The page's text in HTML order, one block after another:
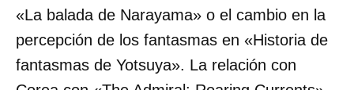
«La balada de Narayama» o el cambio en la
percepción de los fantasmas en «Historia de
fantasmas de Yotsuya». La relación con